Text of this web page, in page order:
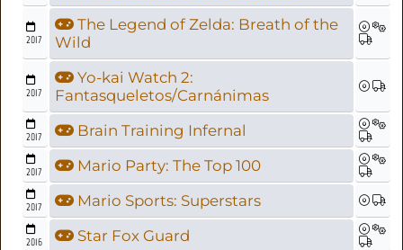
2017
The Legend of Zelda: Breath of the
Wild
2017
Yo-kai Watch 2:
Fantasqueletos/Carnánimas
2017 Brain Training Infernal
2017 Mario Party: The Top 100
2017 Mario Sports: Superstars
2016 Star Fox Guard